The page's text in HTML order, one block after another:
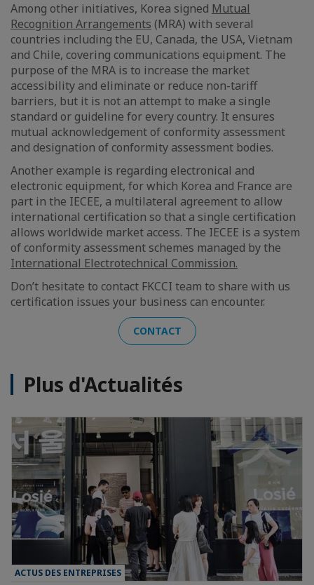
Among other initiatives, Korea signed Mutual
Recognition Arrangements (MRA) with several
countries including the EU, Canada, the USA, Vietnam
and Chile, covering communications equipment. The
purpose of the MRA is to increase the market
accessibility and eliminate or reduce non-tariff
barriers, but it is not an attempt to make a single
standard or guideline for every country. It ensures
mutual acknowledgement of conformity assessment
and designation of conformity assessment bodies.
Another example is regarding electronical and
electronic equipment, for which Korea and France are
part in the IECEE, a multilateral agreement to allow
international certification so that a single certification
allows worldwide market access. The IECEE is a system
of conformity assessment schemes managed by the
International Electrotechnical Commission.
Don’t hesitate to contact FKCCI team to share with us
certification issues your business can encounter.
CONTACT
Plus d'Actualités
ACTUS DES ENTREPRISES